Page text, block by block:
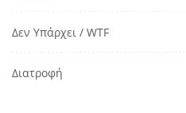
Δεν Υπάρχει / WTF
Διατροφή